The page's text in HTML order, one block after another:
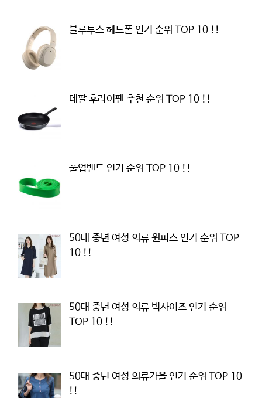
블루투스 헤드폰 인기 순위 TOP 10 !!
테팔 후라이팬 추천 순위 TOP 10 !!
풀업밴드 인기 순위 TOP 10 !!
50대 중년 여성 의류 원피스 인기 순위 TOP
10 !!
50대 중년 여성 의류 빅사이즈 인기 순위
TOP 10 !!
50대 중년 여성 의류가을 인기 순위 TOP 10
!!